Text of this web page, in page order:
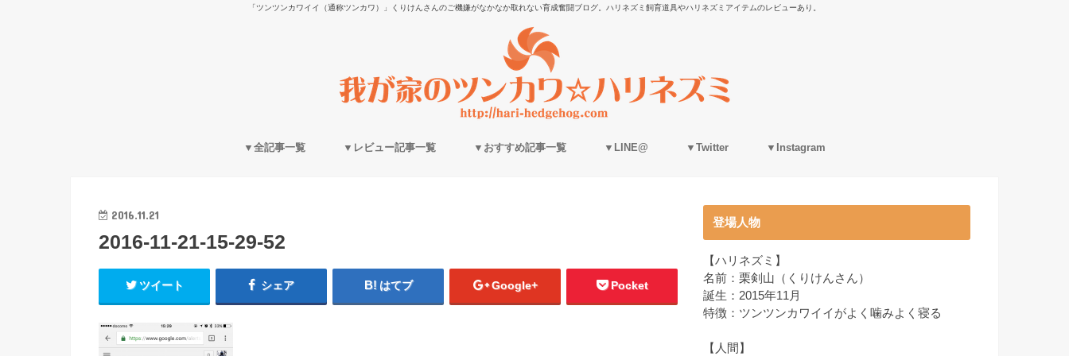
「ツンツンカワイイ（通称ツンカワ）」くりけんさんのご機嫌がなかなか取れない育成奮闘ブログ。ハリネズミ飼育道具やハリネズミアイテムのレビューあり。
▼全記事一覧 ▼レビュー記事一覧 ▼おすすめ記事一覧 ▼LINE@ ▼Twitter ▼Instagram
2016.11.21
2016-11-21-15-29-52
ツイート シェア はてブ Google+ Pocket
登場人物
【ハリネズミ】
名前：栗剣山（くりけんさん）
誕生：2015年11月
特徴：ツンツンカワイイがよく噛みよく寝る
【人間】